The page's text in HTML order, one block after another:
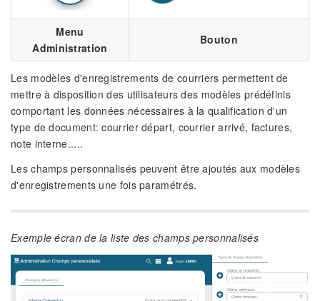
Menu
Administration
Bouton
Les modèles d'enregistrements de courriers permettent de
mettre à disposition des utilisateurs des modèles prédéfinis
comportant les données nécessaires à la qualification d'un
type de document: courrier départ, courrier arrivé, factures,
note interne.....
Les champs personnalisés peuvent être ajoutés aux modèles
d'enregistrements une fois paramétrés.
Exemple écran de la liste des champs personnalisés